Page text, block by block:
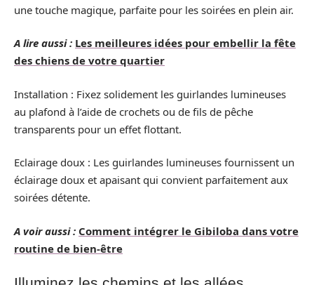
une touche magique, parfaite pour les soirées en plein air.
A lire aussi : Les meilleures idées pour embellir la fête
des chiens de votre quartier
Installation : Fixez solidement les guirlandes lumineuses
au plafond à l’aide de crochets ou de fils de pêche
transparents pour un effet flottant.
Eclairage doux : Les guirlandes lumineuses fournissent un
éclairage doux et apaisant qui convient parfaitement aux
soirées détente.
A voir aussi : Comment intégrer le Gibiloba dans votre
routine de bien-être